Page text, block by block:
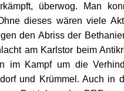
überwog. Man
dieses wären viele
den Abriss der
am Karlstor beim
im Kampf um die
und Krümmel. Auch in